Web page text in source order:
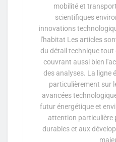
mobilité et
scientifiques
innovations
l'habitat Les articles
du détail technique tout
couvrant aussi bien
des analyses. La ligne
particulièrement sur
avancées
futur énergétique et
attention particulière
durables et aux